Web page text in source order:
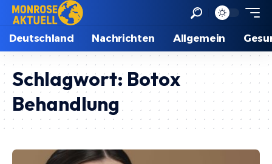
Deutschland Nachrichten Allgemein
Schlagwort: Botox
Behandlung